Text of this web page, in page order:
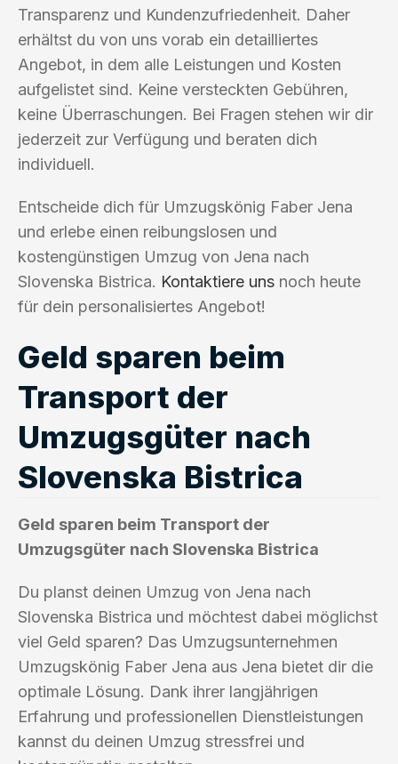
Transparenz und Kundenzufriedenheit. Daher
erhältst du von uns vorab ein detailliertes
Angebot, in dem alle Leistungen und Kosten
aufgelistet sind. Keine versteckten Gebühren,
keine Überraschungen. Bei Fragen stehen wir dir
jederzeit zur Verfügung und beraten dich
individuell.
Entscheide dich für Umzugskönig Faber Jena
und erlebe einen reibungslosen und
kostengünstigen Umzug von Jena nach
Slovenska Bistrica. Kontaktiere uns noch heute
für dein personalisiertes Angebot!
Geld sparen beim
Transport der
Umzugsgüter nach
Slovenska Bistrica
Geld sparen beim Transport der
Umzugsgüter nach Slovenska Bistrica
Du planst deinen Umzug von Jena nach
Slovenska Bistrica und möchtest dabei möglichst
viel Geld sparen? Das Umzugsunternehmen
Umzugskönig Faber Jena aus Jena bietet dir die
optimale Lösung. Dank ihrer langjährigen
Erfahrung und professionellen Dienstleistungen
kannst du deinen Umzug stressfrei und